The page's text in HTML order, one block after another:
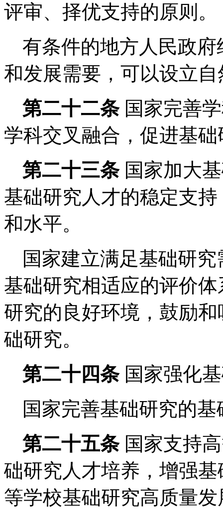
评审、择优支持的原则。
有条件的地方人民政
和发展需要，可以设立
第二十二条 国家完善
学科交叉融合，促进基
第二十三条 国家加大
基础研究人才的稳定支
和水平。
国家建立满足基础研
基础研究相适应的评价
研究的良好环境，鼓励
础研究。
第二十四条 国家强化
国家完善基础研究的
第二十五条 国家支持
础研究人才培养，增强
等学校基础研究高质量发